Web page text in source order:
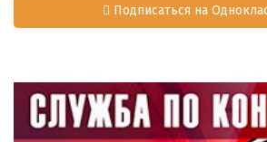
Подписаться на